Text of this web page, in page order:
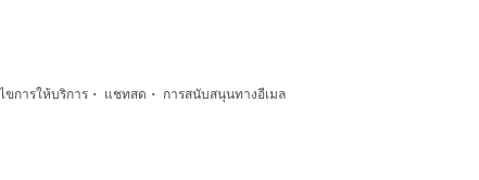
ขการให้บริการ · แชทสด · การสนับสนุนทางอีเมล